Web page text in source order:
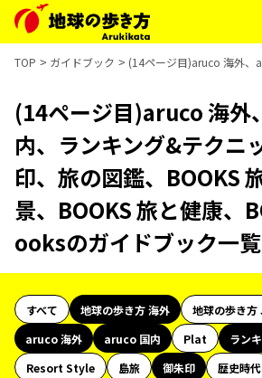
TOP ガイドブック (14ページ目)aruco 海外、
(14ページ目)aruco 海外
内、ランキング&テクニ
印、旅の図鑑、BOOKS
景、BOOKS 旅と健康、
ooksのガイドブック一覧
すべて 地球の歩き方 海外
地球の歩き方
aruco 海外
aruco 国内 Plat
ラン
Resort Style
島旅 御朱印 歴史時代